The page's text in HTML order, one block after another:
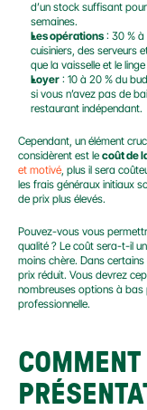
d’un stock suffisant
semaines.
Les opérations : 30 %
cuisiniers, des serveurs
que la vaisselle et le
Loyer : 10 à 20 % du
si vous n’avez pas de
restaurant indépendant.
Cependant, un élément
considèrent est le coût de
et motivé , plus il sera
les frais généraux initiaux
de prix plus élevés.
Pouvez-vous vous
qualité ? Le coût sera-t-il
moins chère. Dans
prix réduit. Vous devrez
nombreuses options à bas
professionnelle.